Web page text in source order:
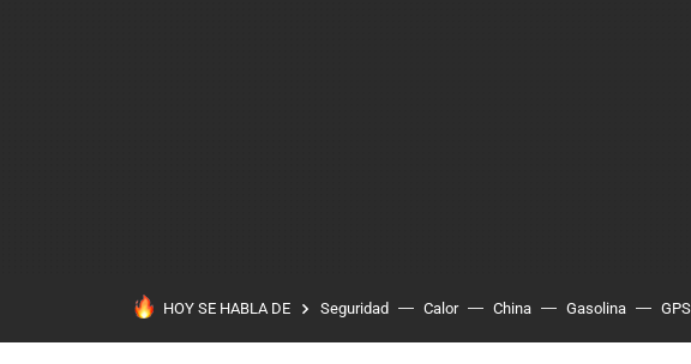
HOY SE HABLA DE Seguridad Calor China Gasolina GPS